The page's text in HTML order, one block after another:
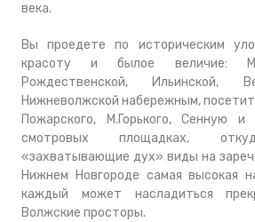
века.
Вы проедете по историческим
красоту и былое величие:
Рождественской, Ильинской,
Нижневолжской набережным,
Пожарского, М.Горького, Сенную
смотровых площадках,
«захватывающие дух» виды на
Нижнем Новгороде самая высокая
каждый может насладиться
Волжские просторы.